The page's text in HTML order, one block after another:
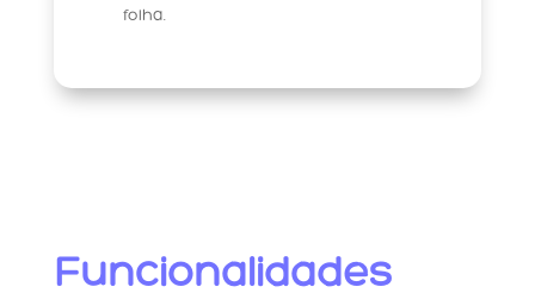
folha.
Funcionalidades